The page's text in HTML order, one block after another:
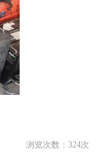
浏览次数： 324次